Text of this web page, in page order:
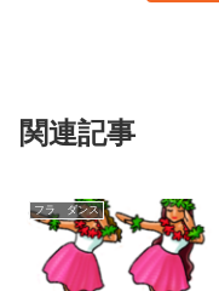
関連記事
フラ ダンス